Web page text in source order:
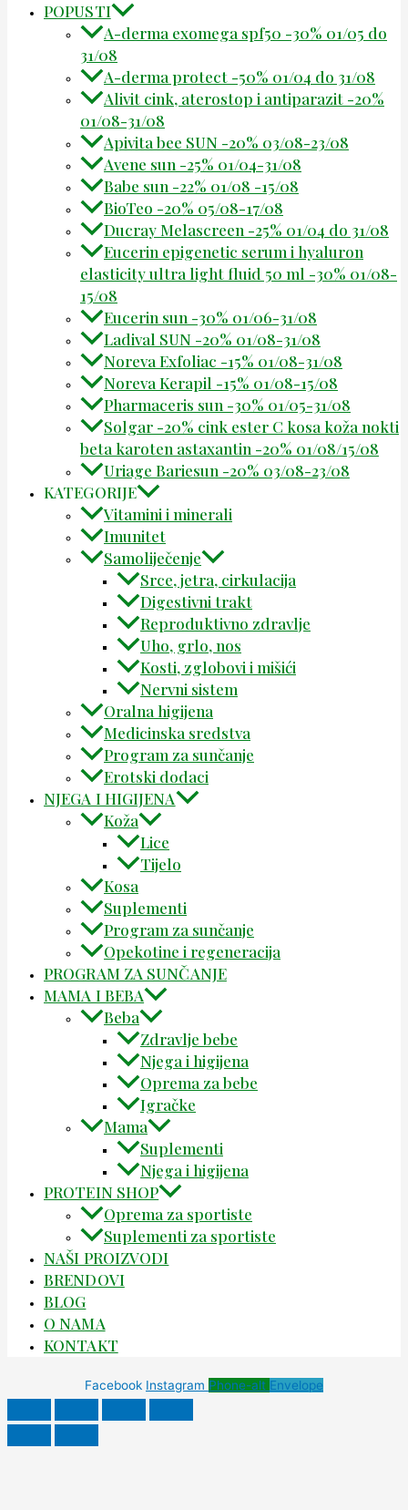
POPUSTI
A-derma exomega spf50 -30% 01/05 do
31/08
A-derma protect -50% 01/04 do 31/08
Alivit cink, aterostop i antiparazit -20%
01/08-31/08
Apivita bee SUN -20% 03/08-23/08
Avene sun -25% 01/04-31/08
Babe sun -22% 01/08 -15/08
BioTeo -20% 05/08-17/08
Ducray Melascreen -25% 01/04 do 31/08
Eucerin epigenetic serum i hyaluron
elasticity ultra light fluid 50 ml -30% 01/08-
15/08
Eucerin sun -30% 01/06-31/08
Ladival SUN -20% 01/08-31/08
Noreva Exfoliac -15% 01/08-31/08
Noreva Kerapil -15% 01/08-15/08
Pharmaceris sun -30% 01/05-31/08
Solgar -20% cink ester C kosa koža nokti
beta karoten astaxantin -20% 01/08/15/08
Uriage Bariesun -20% 03/08-23/08
KATEGORIJE
Vitamini i minerali
Imunitet
Samoliječenje
Srce, jetra, cirkulacija
Digestivni trakt
Reproduktivno zdravlje
Uho, grlo, nos
Kosti, zglobovi i mišići
Nervni sistem
Oralna higijena
Medicinska sredstva
Program za sunčanje
Erotski dodaci
NJEGA I HIGIJENA
Koža
Lice
Tijelo
Kosa
Suplementi
Program za sunčanje
Opekotine i regeneracija
PROGRAM ZA SUNČANJE
MAMA I BEBA
Beba
Zdravlje bebe
Njega i higijena
Oprema za bebe
Igračke
Mama
Suplementi
Njega i higijena
PROTEIN SHOP
Oprema za sportiste
Suplementi za sportiste
NAŠI PROIZVODI
BRENDOVI
BLOG
O NAMA
KONTAKT
Facebook Instagram Phone-alt Envelope